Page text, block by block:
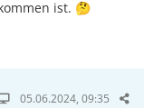
ist. 🤔
05.06.2024, 09:35